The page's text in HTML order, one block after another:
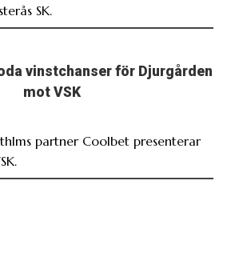
SK.
vinstchanser för Djurgården
mot VSK
partner Coolbet presenterar